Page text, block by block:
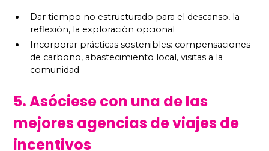
Dar tiempo no estructurado para el descanso, la
reflexión, la exploración opcional
Incorporar prácticas sostenibles: compensaciones
de carbono, abastecimiento local, visitas a la
comunidad
5. Asóciese con una de las
mejores agencias de viajes de
incentivos